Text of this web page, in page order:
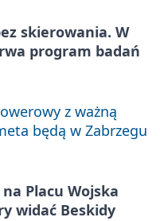
skierowania. W
program badań
z ważną
będą w Zabrzegu
Placu Wojska
widać Beskidy